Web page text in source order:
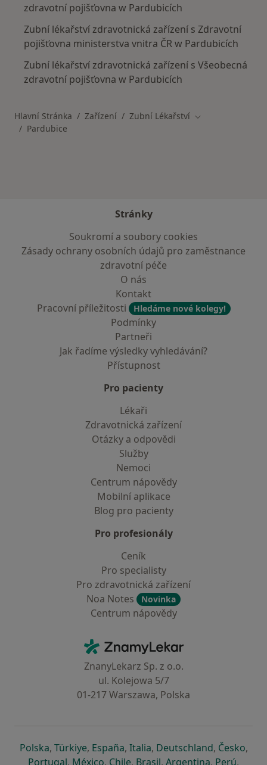
zdravotní pojišťovna w Pardubicích
Zubní lékařství zdravotnická zařízení s Zdravotní
pojišťovna ministerstva vnitra ČR w Pardubicích
Zubní lékařství zdravotnická zařízení s Všeobecná
zdravotní pojišťovna w Pardubicích
Hlavní Stránka Zařízení Zubní Lékařství Změna města
Pardubice
Stránky
Soukromí a soubory cookies
Zásady ochrany osobních údajů pro zaměstnance
zdravotní péče
O nás
Kontakt
Pracovní příležitosti
Hledáme nové kolegy!
Podmínky
Partneři
Jak řadíme výsledky vyhledávání?
Přístupnost
Pro pacienty
Lékaři
Zdravotnická zařízení
Otázky a odpovědi
Služby
Nemoci
Centrum nápovědy
Mobilní aplikace
Blog pro pacienty
Pro profesionály
Ceník
Pro specialisty
Pro zdravotnická zařízení
Noa Notes
Novinka
Centrum nápovědy
ZnamyLekar - Hlavní stránka
ZnanyLekarz Sp. z o.o.
ul. Kolejowa 5/7
01-217 Warszawa, Polska
Polskase otevře v nové záložce
, Türkiyese otevře v nové záložce
, Españase otevře v nové záložce
, Italiase otevře v nové záložce
, Deutschlandse otevře v
, Českose
,
Portugalse otevře v nové záložce
, Méxicose otevře v nové záložce
, Chilese otevře v nové záložce
, Brasilse otevře v nové
, Argentinase otevře v
, Perúse
,